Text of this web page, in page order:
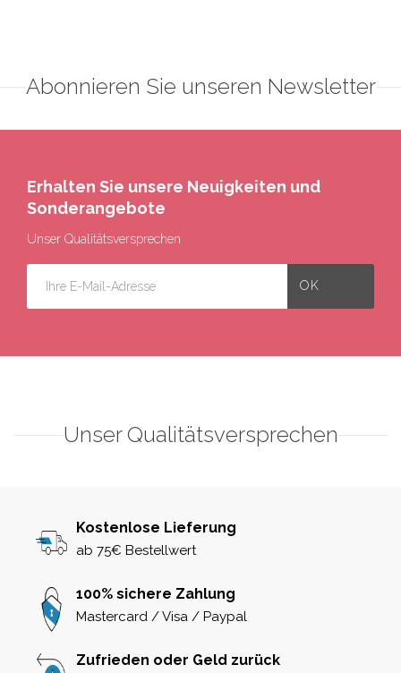
Abonnieren Sie unseren Newsletter
Erhalten Sie unsere Neuigkeiten und
Sonderangebote
Unser Qualitätsversprechen
Unser Qualitätsversprechen
Kostenlose Lieferung
ab 75€ Bestellwert
100% sichere Zahlung
Mastercard / Visa / Paypal
Zufrieden oder Geld zurück